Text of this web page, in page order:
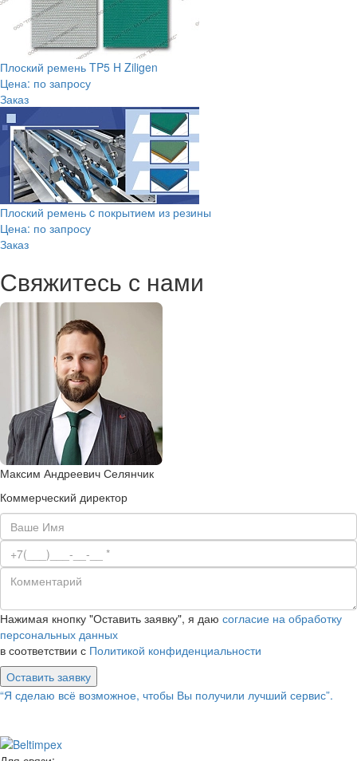
Плоский ремень TP5 H Ziligen
Цена: по запросу
Заказ
Плоский ремень c покрытием из резины
Цена: по запросу
Заказ
Свяжитесь с нами
Максим Андреевич Селянчик
Коммерческий директор
Нажимая кнопку "Оставить заявку", я даю согласие на обработку
персональных данных
в соответствии с Политикой конфиденциальности
Оставить заявку
“Я сделаю всё возможное, чтобы Вы получили лучший сервис”.